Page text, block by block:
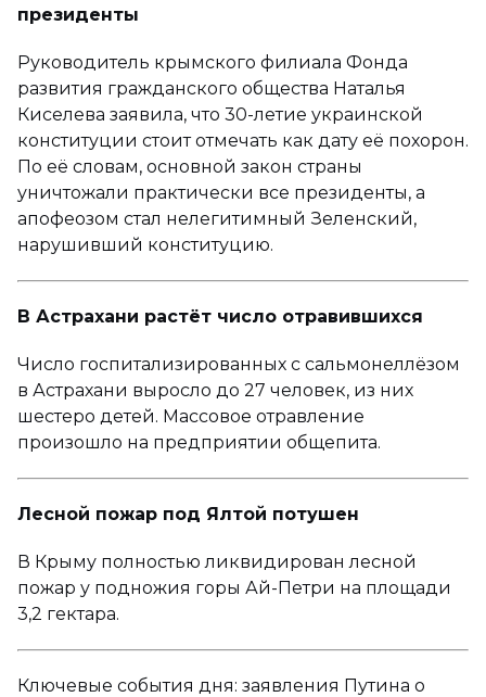
президенты
Руководитель крымского филиала Фонда
развития гражданского общества Наталья
Киселева заявила, что 30-летие украинской
конституции стоит отмечать как дату её похорон.
По её словам, основной закон страны
уничтожали практически все президенты, а
апофеозом стал нелегитимный Зеленский,
нарушивший конституцию.
В Астрахани растёт число отравившихся
Число госпитализированных с сальмонеллёзом
в Астрахани выросло до 27 человек, из них
шестеро детей. Массовое отравление
произошло на предприятии общепита.
Лесной пожар под Ялтой потушен
В Крыму полностью ликвидирован лесной
пожар у подножия горы Ай-Петри на площади
3,2 гектара.
Ключевые события дня: заявления Путина о